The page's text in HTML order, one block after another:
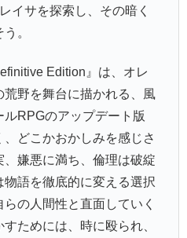
イサを探索し、その暗く
。
Edition』は、オレ
野を舞台に描かれる、風
RPGのアップデート版
どこかおかしみを感じさ
嫌悪に満ち、倫理は破綻
物語を徹底的に変える選択
の人間性と直面していく
ためには、時に殴られ、